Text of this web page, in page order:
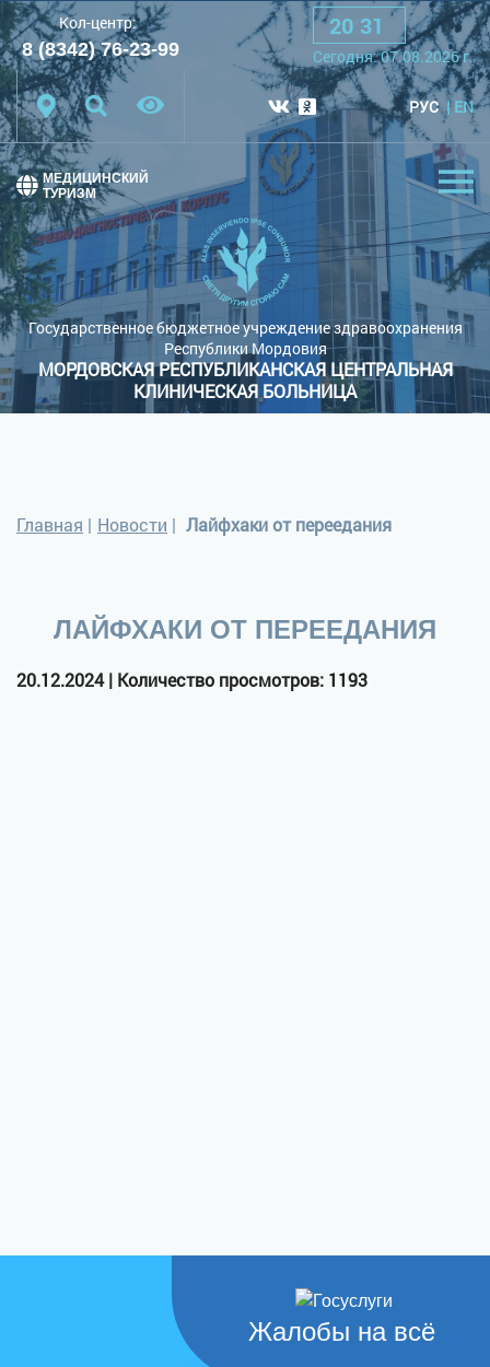
Шрифт: A A A
Цветовая схема: Черная схема
Обычный сайт
Кол-центр:
8 (8342) 76-23-99
20 31
Сегодня:07.08.2026г.
РУС EN
Государственное бюджетное учреждение здравоохранения
Республики Мордовия
МОРДОВСКАЯ РЕСПУБЛИКАНСКАЯ ЦЕНТРАЛЬНАЯ
КЛИНИЧЕСКАЯ БОЛЬНИЦА
МЕДИЦИНСКИЙ
ТУРИЗМ
Главная | Новости | Лайфхаки от переедания
ЛАЙФХАКИ ОТ ПЕРЕЕДАНИЯ
20.12.2024 | Количество просмотров: 1193
Жалобы на всё